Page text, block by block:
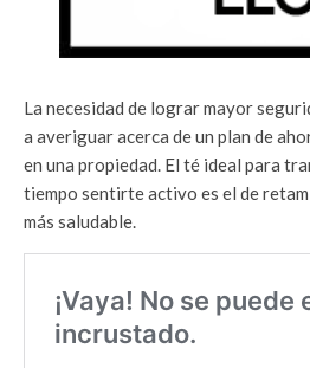
La necesidad de lograr mayor
a averiguar acerca de un plan de
en una propiedad. El té ideal para
tiempo sentirte activo es el de
más saludable.